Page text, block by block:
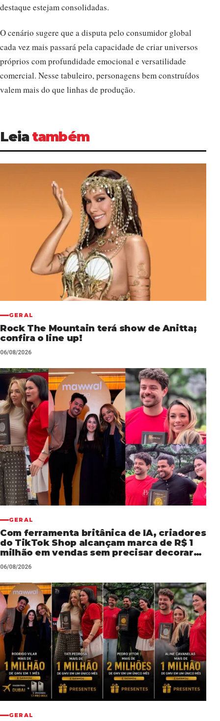
destaque estejam consolidadas.
O cenário sugere que a disputa pelo consumidor global
cada vez mais passará pela capacidade de criar universos
próprios com profundidade emocional e versatilidade
comercial. Nesse tabuleiro, personagens bem construídos
valem mais do que linhas de produção.
Leiatambém
GERAL
Rock The Mountain terá show de Anitta;
confira o line up!
06/08/2026
GERAL
Com ferramenta britânica de IA, criadores
do TikTok Shop alcançam marca de R$ 1
milhão em vendas sem precisar decorar
roteiros
06/08/2026
GERAL